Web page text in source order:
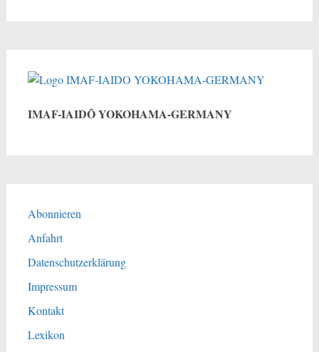
IMAF-IAIDŌ YOKOHAMA-GERMANY
Abonnieren
Anfahrt
Datenschutzerklärung
Impressum
Kontakt
Lexikon